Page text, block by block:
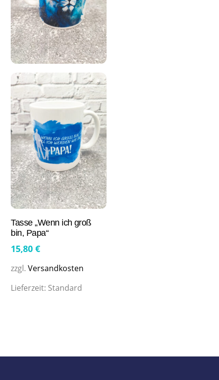
Tasse „Wenn ich groß
bin, Papa“
15,80€
zzgl.Versandkosten
Lieferzeit: Standard